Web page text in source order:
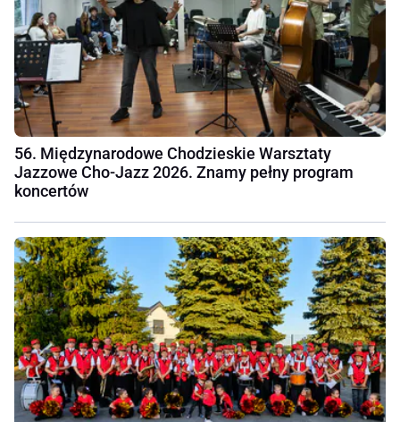
56. Międzynarodowe Chodzieskie Warsztaty
Jazzowe Cho-Jazz 2026. Znamy pełny program
koncertów